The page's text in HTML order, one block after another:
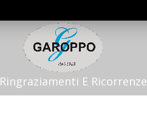
Ringraziamenti E Ricorrenze